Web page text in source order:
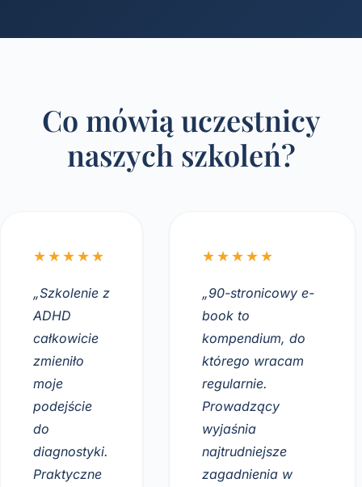
Co mówią uczestnicy
naszych szkoleń?
★★★★★
„Szkolenie z
ADHD
całkowicie
zmieniło
moje
podejście
do
diagnostyki.
Praktyczne
★★★★★
„90-stronicowy e-
book to
kompendium, do
którego wracam
regularnie.
Prowadzący
wyjaśnia
najtrudniejsze
zagadnienia w